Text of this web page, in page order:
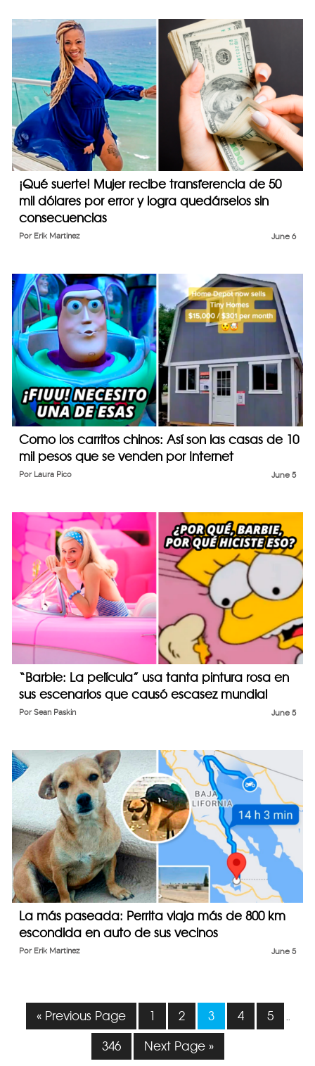
¡Qué suerte! Mujer recibe transferencia de 50
mil dólares por error y logra quedárselos sin
consecuencias
June 6
Por Erik Martinez
Como los carritos chinos: Así son las casas de 10
mil pesos que se venden por Internet
June 5
Por Laura Pico
“Barbie: La película” usa tanta pintura rosa en
sus escenarios que causó escasez mundial
June 5
Por Sean Paskin
La más paseada: Perrita viaja más de 800 km
escondida en auto de sus vecinos
June 5
Por Erik Martinez
« Previous Page 1 2 3 4 5 …
346 Next Page »